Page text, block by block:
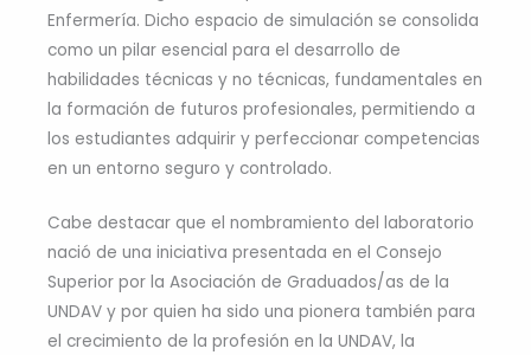
Enfermería. Dicho espacio de simulación se consolida
como un pilar esencial para el desarrollo de
habilidades técnicas y no técnicas, fundamentales en
la formación de futuros profesionales, permitiendo a
los estudiantes adquirir y perfeccionar competencias
en un entorno seguro y controlado.
Cabe destacar que el nombramiento del laboratorio
nació de una iniciativa presentada en el Consejo
Superior por la Asociación de Graduados/as de la
UNDAV y por quien ha sido una pionera también para
el crecimiento de la profesión en la UNDAV, la